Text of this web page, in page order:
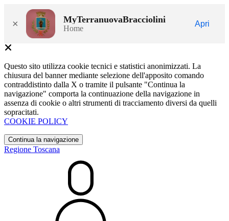
× MyTerranuovaBracciolini
Home
Apri
Questo sito utilizza cookie tecnici e statistici anonimizzati. La
chiusura del banner mediante selezione dell'apposito comando
contraddistinto dalla X o tramite il pulsante "Continua la
navigazione" comporta la continuazione della navigazione in
assenza di cookie o altri strumenti di tracciamento diversi da quelli
sopracitati.
COOKIE POLICY
Continua la navigazione
Regione Toscana